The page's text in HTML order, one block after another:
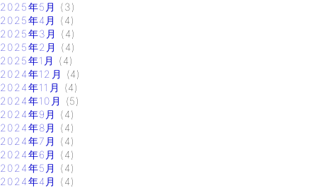
2025年5月
(3)
2025年4月
(4)
2025年3月
(4)
2025年2月
(4)
2025年1月
(4)
2024年12月
(4)
2024年11月
(4)
2024年10月
(5)
2024年9月
(4)
2024年8月
(4)
2024年7月
(4)
2024年6月
(4)
2024年5月
(4)
2024年4月
(4)